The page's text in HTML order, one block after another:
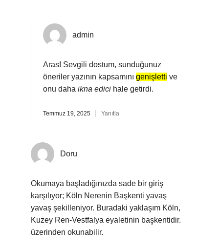
admin
Aras! Sevgili dostum, sunduğunuz
öneriler yazının kapsamını genişletti ve
onu daha ikna edici hale getirdi.
Temmuz 19, 2025 Yanıtla
Doru
Okumaya başladığınızda sade bir giriş
karşılıyor; Köln Nerenin Başkenti yavaş
yavaş şekilleniyor. Buradaki yaklaşım Köln,
Kuzey Ren-Vestfalya eyaletinin başkentidir.
üzerinden okunabilir.